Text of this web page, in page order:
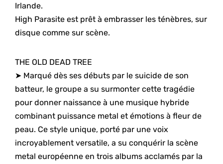
Irlande.
High Parasite est prêt à embrasser les ténèbres, sur
disque comme sur scène.
THE OLD DEAD TREE
➤ Marqué dès ses débuts par le suicide de son
batteur, le groupe a su surmonter cette tragédie
pour donner naissance à une musique hybride
combinant puissance metal et émotions à fleur de
peau. Ce style unique, porté par une voix
incroyablement versatile, a su conquérir la scène
metal européenne en trois albums acclamés par la